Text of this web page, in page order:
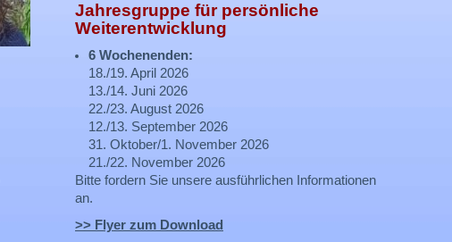
Jahresgruppe für persönliche
Weiterentwicklung
6 Wochenenden:
18./19. April 2026
13./14. Juni 2026
22./23. August 2026
12./13. September 2026
31. Oktober/1. November 2026
21./22. November 2026
Bitte fordern Sie unsere ausführlichen Informationen
an.
>> Flyer zum Download